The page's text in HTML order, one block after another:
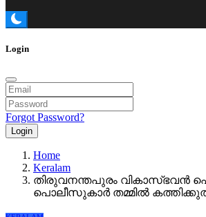
Login
Forgot Password?
Login
Home
Keralam
തിരുവനന്തപുരം വികാസ്ഭവൻ
പൊലീസുകാർ തമ്മിൽ